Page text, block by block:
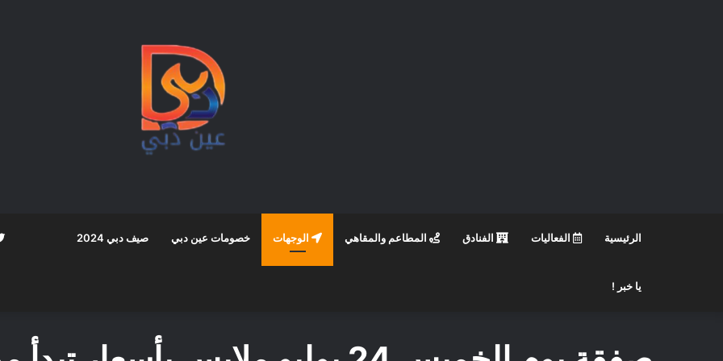
الرئيسية الفعاليات الفنادق المطاعم والمقاهي الوجهات خصومات عين دبي صيف دبي 2024
يا خبر !